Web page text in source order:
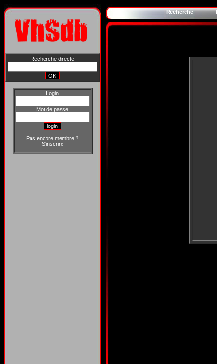
Recherche directe
Login
Mot de passe
Pas encore membre ?
S'inscrire
Recherche